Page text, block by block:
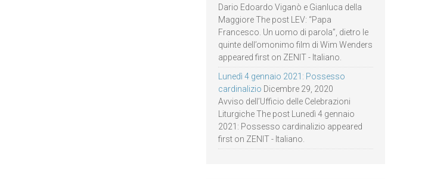
Dario Edoardo Viganò e Gianluca della
Maggiore The post LEV: “Papa
Francesco. Un uomo di parola”, dietro le
quinte dell’omonimo film di Wim Wenders
appeared first on ZENIT - Italiano.
Lunedì 4 gennaio 2021: Possesso
cardinalizio Dicembre 29, 2020
Avviso dell’Ufficio delle Celebrazioni
Liturgiche The post Lunedì 4 gennaio
2021: Possesso cardinalizio appeared
first on ZENIT - Italiano.